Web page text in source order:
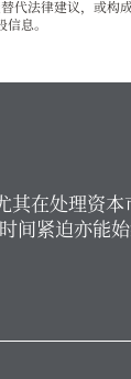
代法律建议，或构
息。
其在处理资
时间紧迫亦能